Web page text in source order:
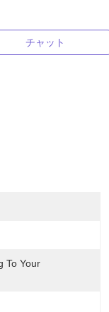
チャット
To Your